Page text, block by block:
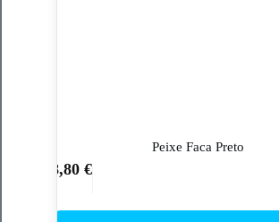
Peixe Faca Preto
8,80 €